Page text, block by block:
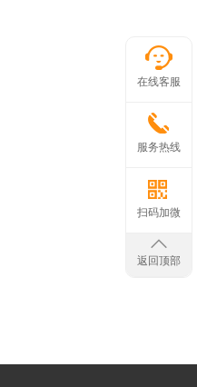
在线客服
服务热线
扫码加微
返回顶部